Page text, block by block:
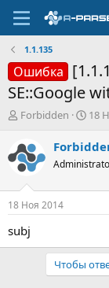
1.1.135
Ошибка
SE::Google
А
т
о
р
т
е
м
ы
Forbidden
Д
т
н
а
18
18 Ноя 2014
subj
Чтобы